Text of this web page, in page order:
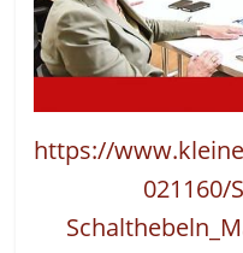
https://
021160/